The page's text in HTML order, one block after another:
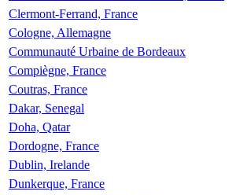
Clermont-Ferrand, France
Cologne, Allemagne
Communauté Urbaine de Bordeaux
Compiègne, France
Coutras, France
Dakar, Senegal
Doha, Qatar
Dordogne, France
Dublin, Irelande
Dunkerque, France